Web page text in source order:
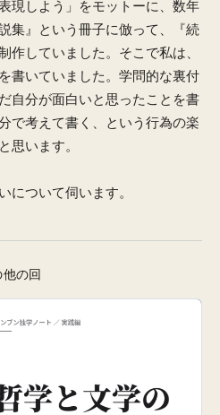
現しよう」をモットーに、数年
集』という冊子に倣って、『続
作していました。そこで私は、
書いていました。学問的な裏付
自分が面白いと思ったことを書
で考えて書く、という行為の楽
思います。
について伺います。
の回